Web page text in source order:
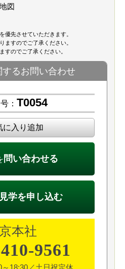
図
優先させていただきます。
ますのでご了承ください。
すのでご了承ください。
するお問い合わせ
： T0054
に入り追加
問い合わせる
学を申し込む
本社
9561
18:30／土日祝定休